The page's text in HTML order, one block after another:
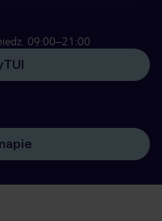
09:00–21:00